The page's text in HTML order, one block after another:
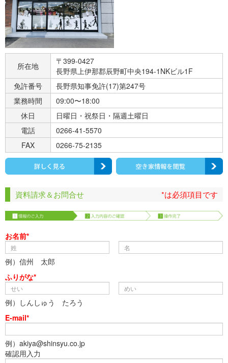
所在地
〒399-0427
長野県上伊那郡辰野町中央194-1NKビル1F
免許番号
長野県知事免許(17)第247号
業務時間
09:00〜18:00
休日
日曜日・祝祭日・隔週土曜日
電話
0266-41-5570
FAX
0266-75-2135
資料請求＆お問合せ *は必須項目です
お名前*
例）信州 太郎
ふりがな*
例）しんしゅう たろう
E-mail*
例）akiya@shinsyu.co.jp
確認用入力